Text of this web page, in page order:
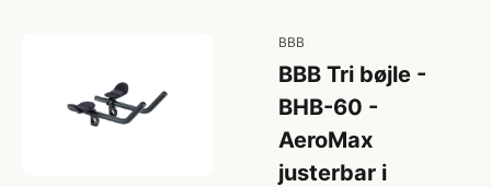
BBB
BBB Tri bøjle -
BHB-60 -
AeroMax
justerbar i